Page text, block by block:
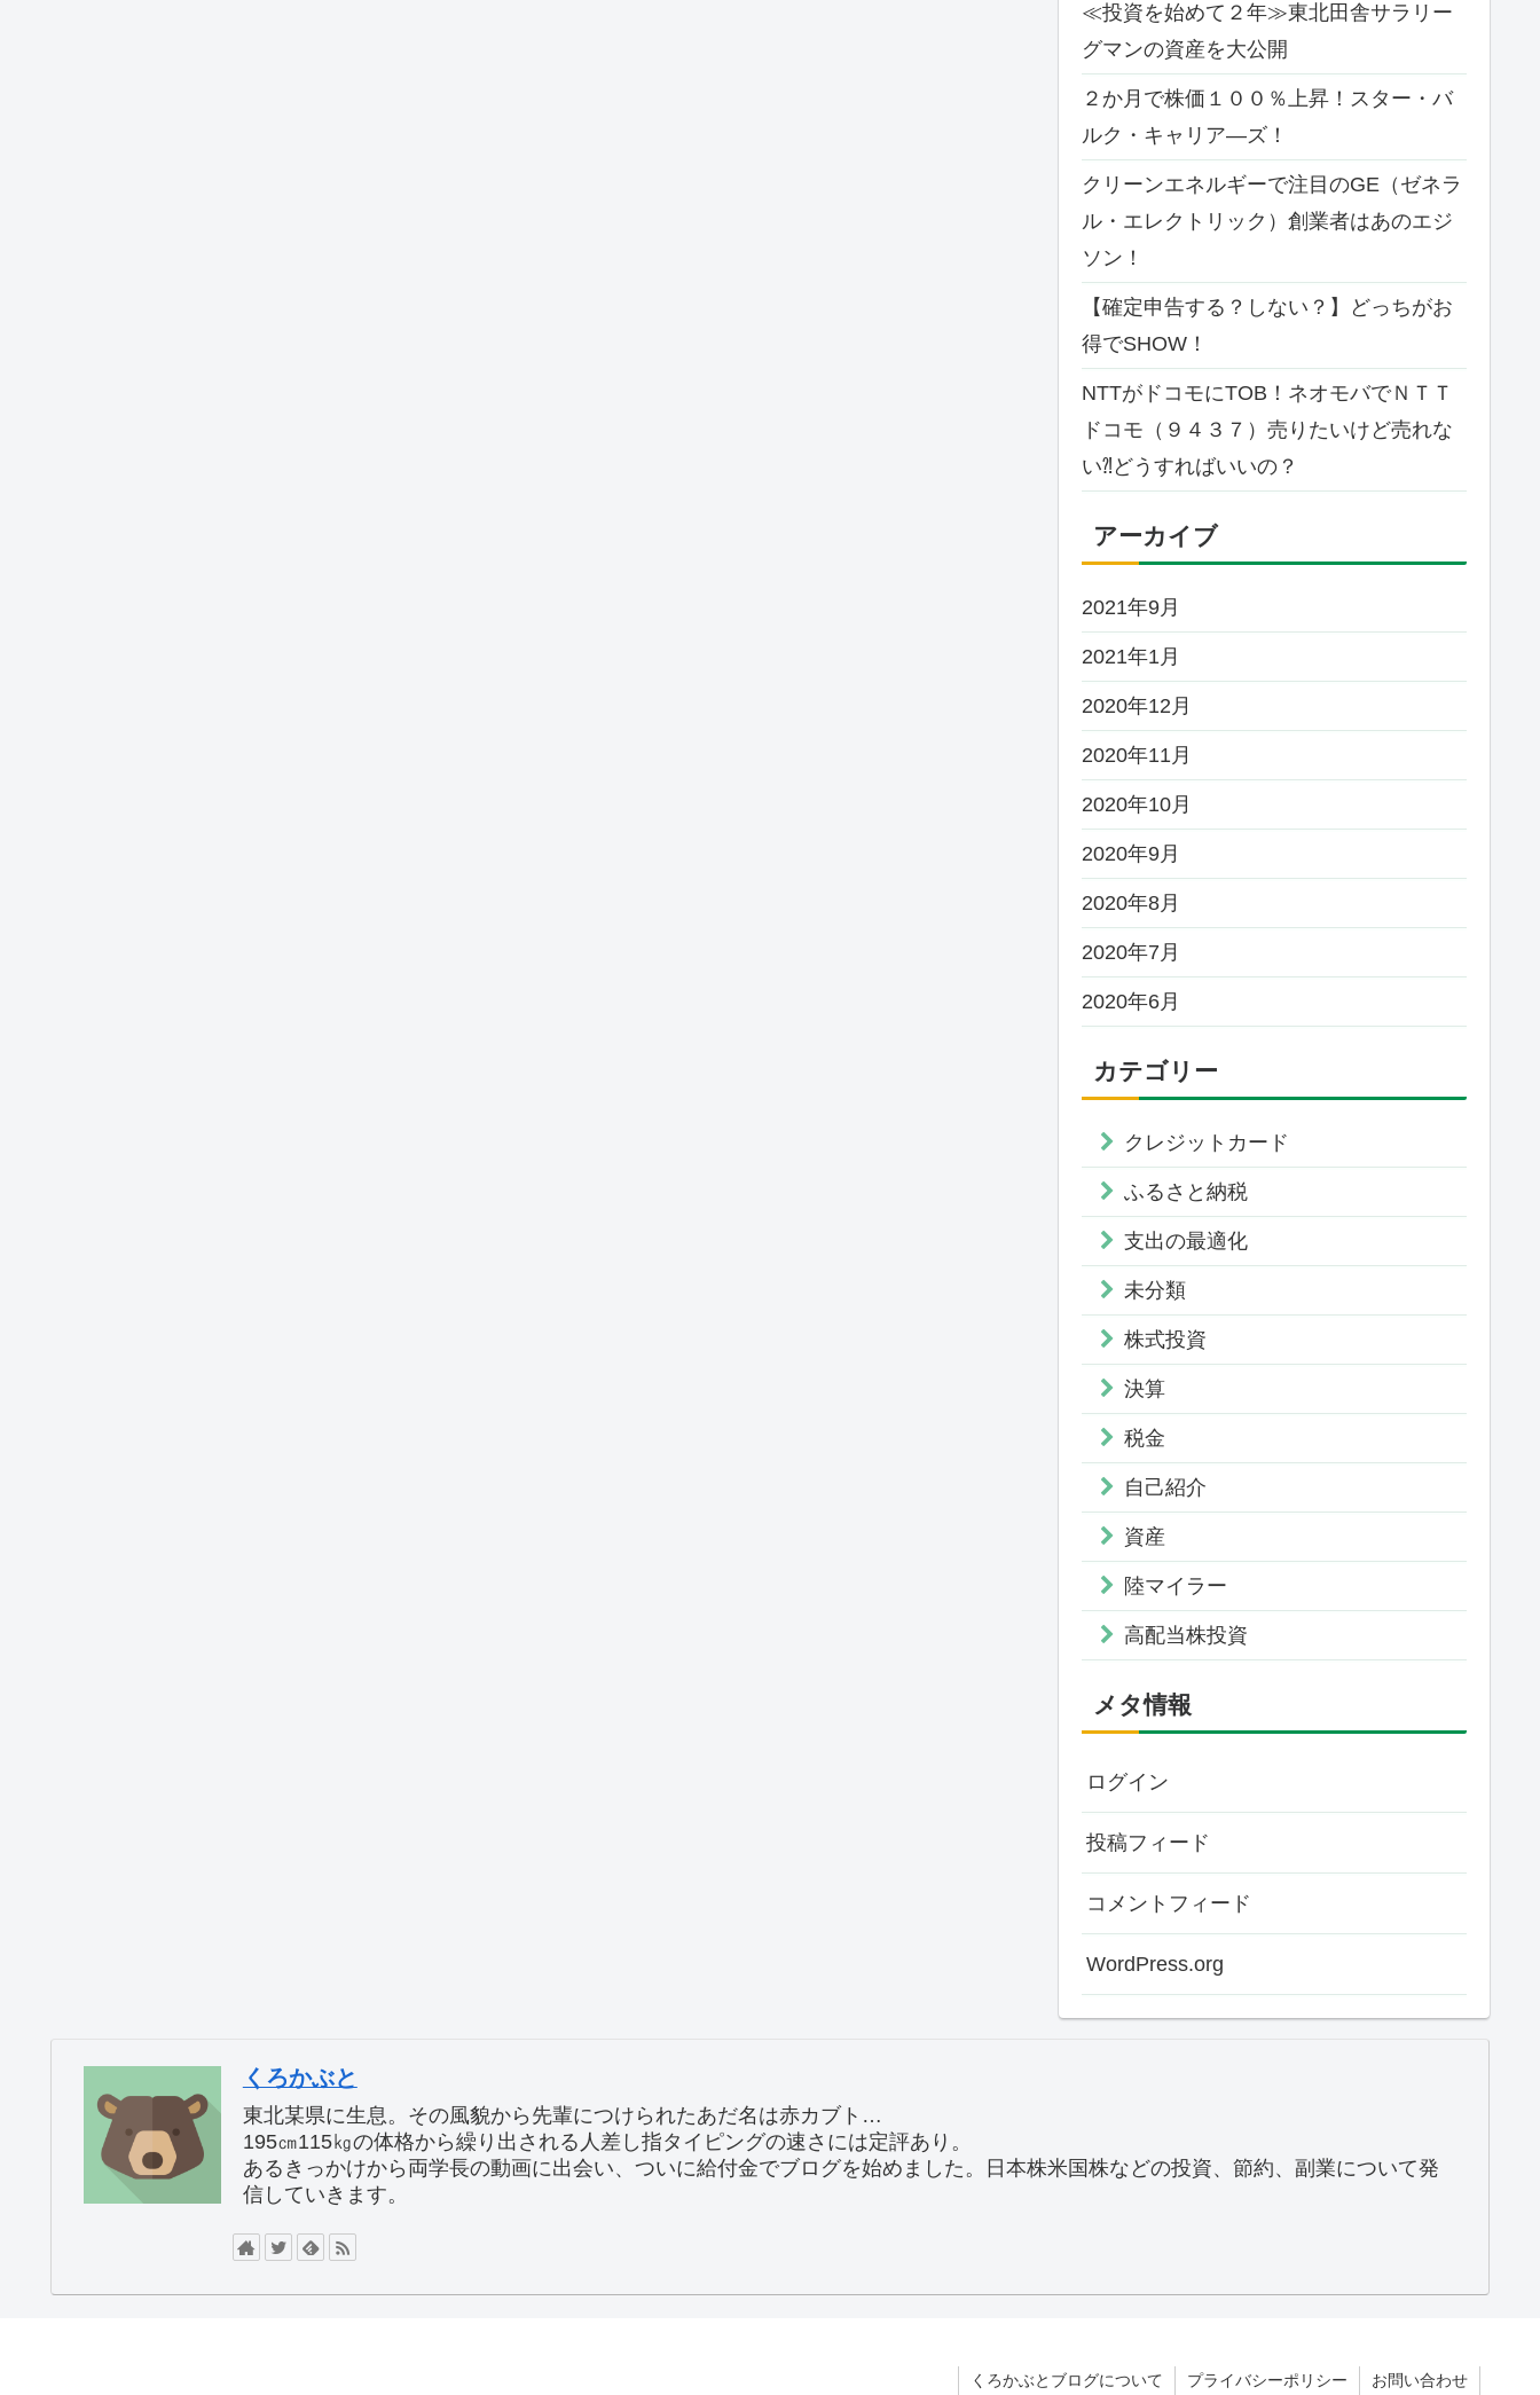
≪投資を始めて２年≫東北田舎サラリー
グマンの資産を大公開
２か月で株価１００％上昇！スター・バ
ルク・キャリア―ズ！
クリーンエネルギーで注目のGE（ゼネラ
ル・エレクトリック）創業者はあのエジ
ソン！
【確定申告する？しない？】どっちがお
得でSHOW！
NTTがドコモにTOB！ネオモバでＮＴＴ
ドコモ（９４３７）売りたいけど売れな
い⁈どうすればいいの？
アーカイブ
2021年9月
2021年1月
2020年12月
2020年11月
2020年10月
2020年9月
2020年8月
2020年7月
2020年6月
カテゴリー
クレジットカード
ふるさと納税
支出の最適化
未分類
株式投資
決算
税金
自己紹介
資産
陸マイラー
高配当株投資
メタ情報
ログイン
投稿フィード
コメントフィード
WordPress.org
くろかぶと
東北某県に生息。その風貌から先輩につけられたあだ名は赤カブト…
195㎝115㎏の体格から繰り出される人差し指タイピングの速さには定評あり。
あるきっかけから両学長の動画に出会い、ついに給付金でブログを始めました。日本株米国株などの投資、節約、副業について発
信していきます。
くろかぶとブログについて プライバシーポリシー お問い合わせ